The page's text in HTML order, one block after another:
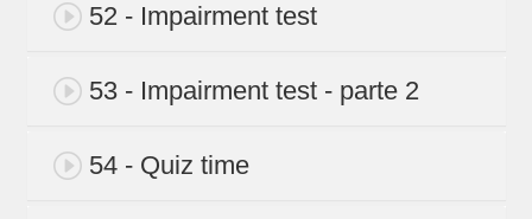
52 - Impairment test
53 - Impairment test - parte 2
54 - Quiz time